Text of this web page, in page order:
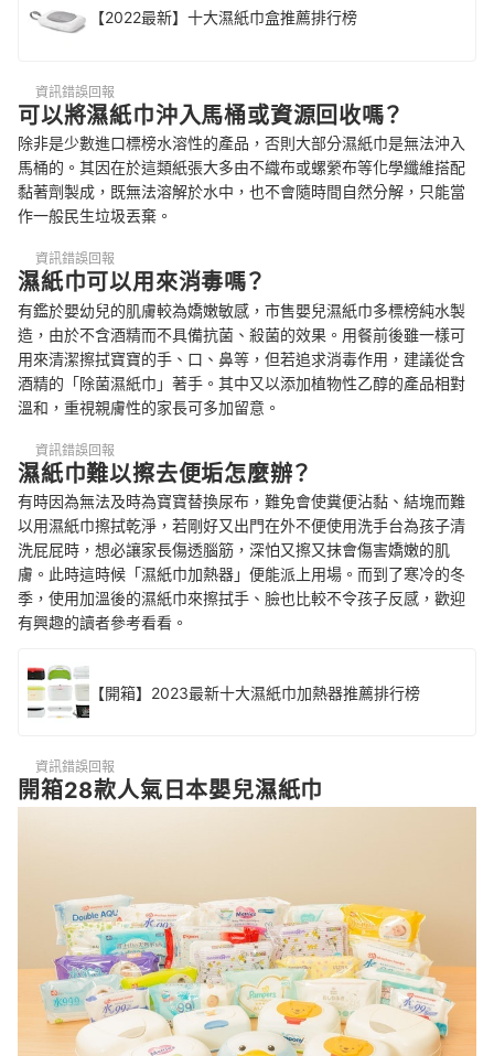
【2022最新】十大濕紙巾盒推薦排行榜
資訊錯誤回報
可以將濕紙巾沖入馬桶或資源回收嗎？
除非是少數進口標榜水溶性的產品，否則大部分濕紙巾是無法沖入
馬桶的。其因在於這類紙張大多由不織布或螺縈布等化學纖維搭配
黏著劑製成，既無法溶解於水中，也不會隨時間自然分解，只能當
作一般民生垃圾丟棄。
資訊錯誤回報
濕紙巾可以用來消毒嗎？
有鑑於嬰幼兒的肌膚較為嬌嫩敏感，市售嬰兒濕紙巾多標榜純水製
造，由於不含酒精而不具備抗菌、殺菌的效果。用餐前後雖一樣可
用來清潔擦拭寶寶的手、口、鼻等，但若追求消毒作用，建議從含
酒精的「除菌濕紙巾」著手。其中又以添加植物性乙醇的產品相對
溫和，重視親膚性的家長可多加留意。
資訊錯誤回報
濕紙巾難以擦去便垢怎麼辦？
有時因為無法及時為寶寶替換尿布，難免會使糞便沾黏、結塊而難
以用濕紙巾擦拭乾淨，若剛好又出門在外不便使用洗手台為孩子清
洗屁屁時，想必讓家長傷透腦筋，深怕又擦又抹會傷害嬌嫩的肌
膚。此時這時候「濕紙巾加熱器」便能派上用場。而到了寒冷的冬
季，使用加溫後的濕紙巾來擦拭手、臉也比較不令孩子反感，歡迎
有興趣的讀者參考看看。
【開箱】2023最新十大濕紙巾加熱器推薦排行榜
資訊錯誤回報
開箱28款人氣日本嬰兒濕紙巾